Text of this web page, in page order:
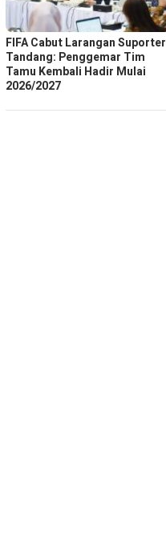
FIFA Cabut Larangan Suporter
Tandang: Penggemar Tim
Tamu Kembali Hadir Mulai
2026/2027